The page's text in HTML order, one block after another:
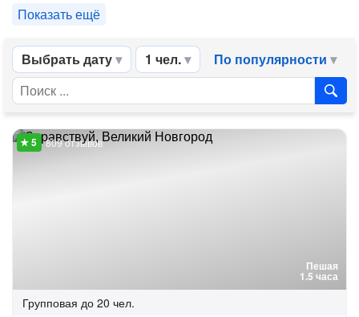
Показать ещё
Выбрать дату 1 чел. По популярности
Пешая
1.5 часа
809 отзывов
Групповая до 20 чел.